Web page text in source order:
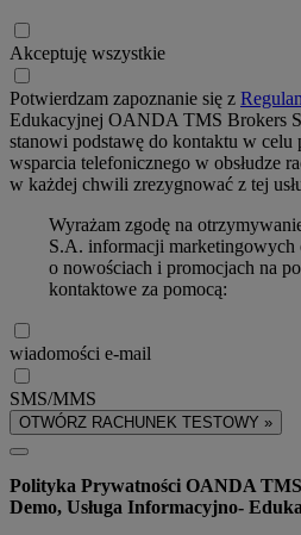
Akceptuję wszystkie
Potwierdzam zapoznanie się z
Edukacyjnej OANDA TMS Brokers
stanowi podstawę do kontaktu w celu
wsparcia telefonicznego w obsłudze
w każdej chwili zrezygnować z tej
Wyrażam zgodę na
S.A. informacji marketingowych
o nowościach i promocjach na
kontaktowe za pomocą:
wiadomości e-mail
SMS/MMS
OTWÓRZ RACHUNEK TESTOWY »
Polityka Prywatności OANDA
Demo, Usługa Informacyjno-